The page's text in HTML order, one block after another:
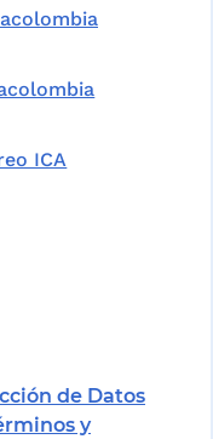
ICA
de Datos
y